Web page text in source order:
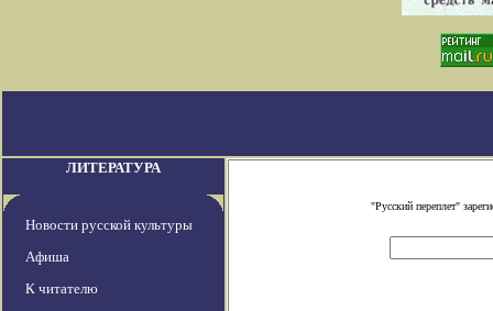
ЛИТЕРАТУРА
Новости русской культуры
Афиша
К читателю
"Русский переплет"